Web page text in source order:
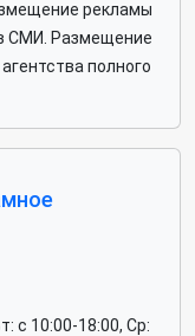
рекламы
СМИ. Размещение
полного
c 10:00-18:00, Ср: